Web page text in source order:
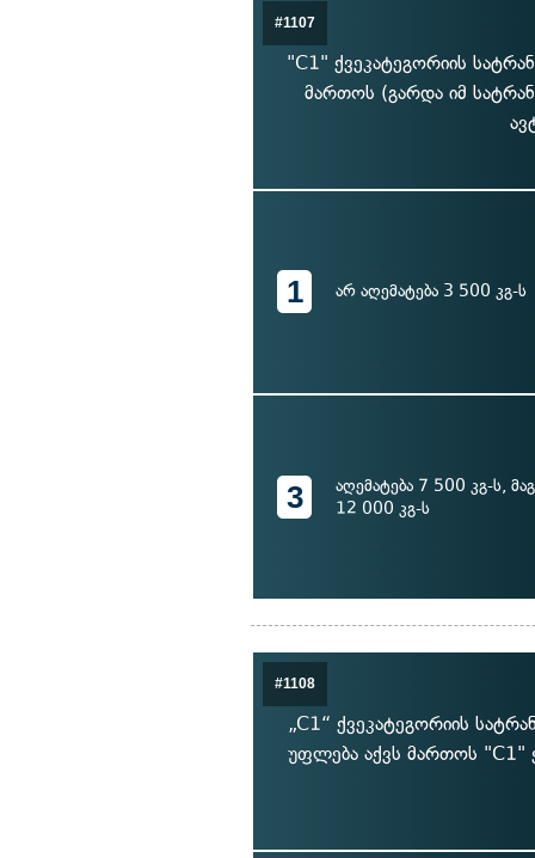
#1107
"C1" ქვეკატეგორიის
მართოს (გარდა იმ
1 არ აღემატება 3 500 კგ-ს
3
აღემატება 7 500 კგ-ს,
12 000 კგ-ს
#1108
„C1“ ქვეკატეგორიის
უფლება აქვს მართოს "C1"